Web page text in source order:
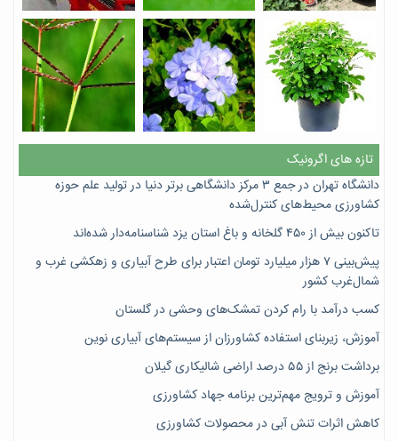
تازه های اگرونیک
دانشگاه تهران در جمع ۳ مرکز دانشگاهی برتر دنیا در تولید علم حوزه
کشاورزی محیط‌های کنترل‌شده
تاکنون بیش از ۴۵۰ گلخانه و باغ استان یزد شناسنامه‌دار شده‌اند
پیش‌بینی ۷‌ هزار میلیارد تومان اعتبار برای طرح آبیاری و زهکشی غرب و
شمال‌غرب کشور
کسب درآمد با رام کردن تمشک‌های وحشی در گلستان
آموزش، زیربنای استفاده کشاورزان از سیستم‌های آبیاری نوین
برداشت برنج از ۵۵ درصد اراضی شالیکاری گیلان
آموزش و ترویج مهم‌ترین برنامه جهاد کشاورزی
کاهش اثرات تنش آبی در محصولات کشاورزی